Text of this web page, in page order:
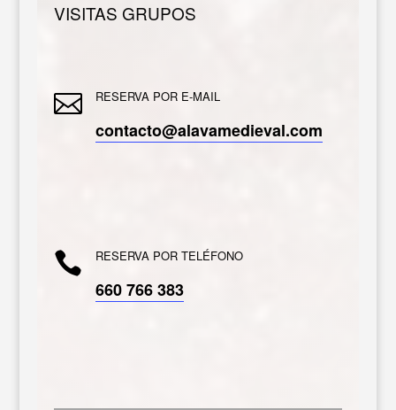
VISITAS GRUPOS
 RESERVA POR E-MAIL
contacto@alavamedieval.com
 RESERVA POR TELÉFONO
660 766 383